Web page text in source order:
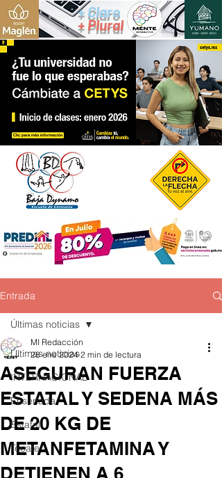
+ Claro
+ Plural
Entrada
Últimas noticias
INTERNACIONAL
Ensenada
Estatal
Tecate
Últimas noticias
ASEGURAN FUERZA
ESTATAL Y SEDENA MÁS
DE 20 KG DE
METANFETAMINA Y
DETIENEN A 6
MI Redacción
28 ene 2024 2 min de lectura